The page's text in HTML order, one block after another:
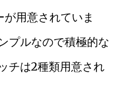
用意されていま
プルなので積極的な
チは2種類用意され